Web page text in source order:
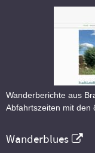
Wanderberichte aus
Abfahrtszeiten mit den
Wanderblues